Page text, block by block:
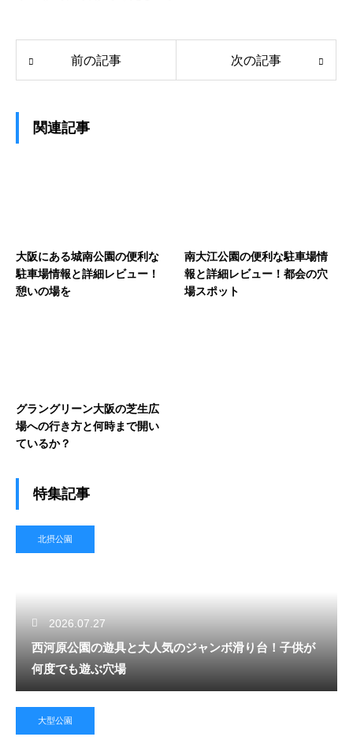
前の記事 次の記事
関連記事
大阪にある城南公園の便利な
駐車場情報と詳細レビュー！
憩いの場を
南大江公園の便利な駐車場情
報と詳細レビュー！都会の穴
場スポット
グラングリーン大阪の芝生広
場への行き方と何時まで開い
ているか？
特集記事
北摂公園
2026.07.27
西河原公園の遊具と大人気のジャンボ滑り台！子供が
何度でも遊ぶ穴場
大型公園